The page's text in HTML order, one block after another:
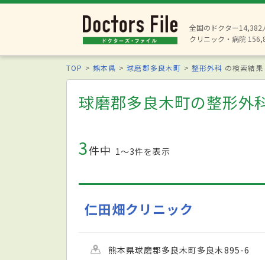
全国のドクター14,382
クリニック・病院
TOP 熊本県 球磨郡多良木町 整形外科 の検索結果
球磨郡多良木町の整形外
3件中 1〜3件を表示
仁田畑クリニック
熊本県球磨郡多良木町多良木895-6